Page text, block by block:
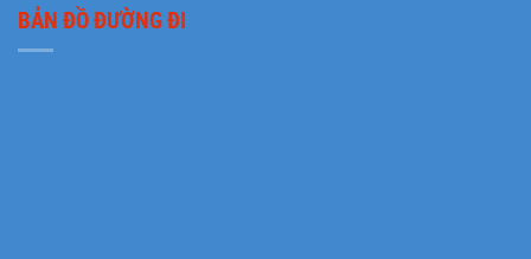
BẢN ĐỒ ĐƯỜNG ĐI